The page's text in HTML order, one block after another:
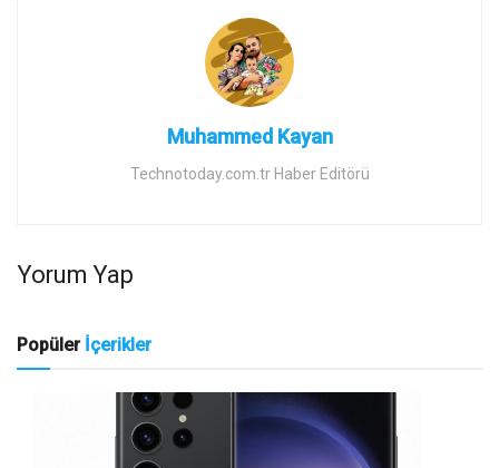
Muhammed Kayan
Technotoday.com.tr Haber Editörü
Yorum Yap
Popüler İçerikler